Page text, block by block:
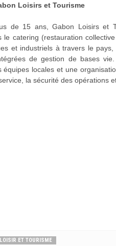
Loisirs et Tourisme
de 15 ans, Gabon Loisirs et
le catering (restauration
et industriels à travers le
de gestion de bases
équipes locales et une
la sécurité des opérations
ET TOURISME